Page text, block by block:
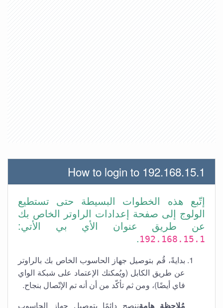
How to login to 192.168.15.1
إتّبع هذه الخطوات البسيطة حتى تستطيع
الولوج إلى صفحة إعدادات الراوتر الخاص بك
عن طريق عنوان الأي بي الأتي:
192.168.15.1
.
بدايةً، قُم بتوصيل جهاز الحاسوب الخاص بك بالراوتر
عن طريق الكابل (ويُمكنك الإعتماد على شبكة الواي
فاي أيضًا)، ومن ثم تأكّد من أن أنه تم الإتّصال بنجاح.
مُلاحظة هامةننصح دائمًا بتوصيل جهاز الحاسوب